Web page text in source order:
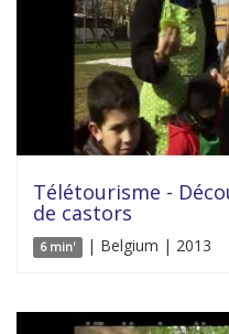
Télétourisme -
de castors
6 min' | Belgium | 2013